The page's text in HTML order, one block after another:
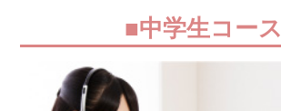
■中学生コース